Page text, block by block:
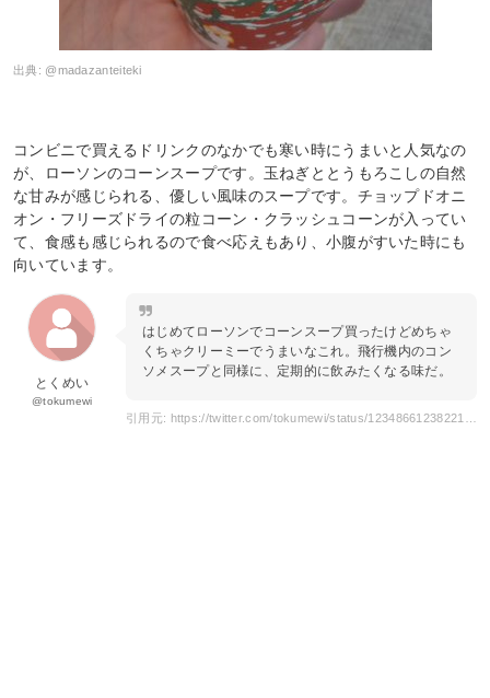
出典: @madazanteiteki
コンビニで買えるドリンクのなかでも寒い時にうまいと人気なの
が、ローソンのコーンスープです。玉ねぎととうもろこしの自然
な甘みが感じられる、優しい風味のスープです。チョップドオニ
オン・フリーズドライの粒コーン・クラッシュコーンが入ってい
て、食感も感じられるので食べ応えもあり、小腹がすいた時にも
向いています。
とくめい
@tokumewi
はじめてローソンでコーンスープ買ったけどめちゃ
くちゃクリーミーでうまいなこれ。飛行機内のコン
ソメスープと同様に、定期的に飲みたくなる味だ。